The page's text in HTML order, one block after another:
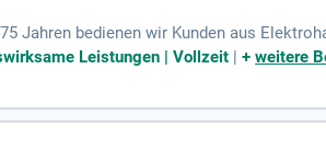
bedienen wir Kunden aus
Wir suchen Sie!Leistungen | Vollzeit |+weitere